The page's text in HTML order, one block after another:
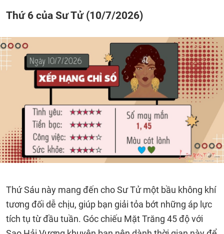
Thứ 6 của Sư Tử (10/7/2026)
Thứ Sáu này mang đến cho Sư Tử một bầu không khí
tương đối dễ chịu, giúp bạn giải tỏa bớt những áp lực
tích tụ từ đầu tuần. Góc chiếu Mặt Trăng 45 độ với